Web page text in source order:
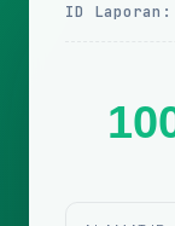
ID Laporan: